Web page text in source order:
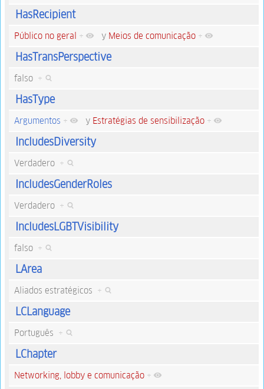
HasRecipient
Público no geral + y Meios de comunicação +
HasTransPerspective
falso +
HasType
Argumentos + y Estratégias de sensibilização +
IncludesDiversity
Verdadero +
IncludesGenderRoles
Verdadero +
IncludesLGBTVisibility
falso +
LArea
Aliados estratégicos +
LCLanguage
Português +
LChapter
Networking, lobby e comunicação +